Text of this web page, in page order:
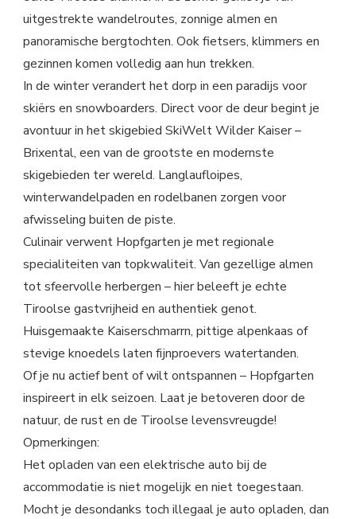
uitgestrekte wandelroutes, zonnige almen en
panoramische bergtochten. Ook fietsers, klimmers en
gezinnen komen volledig aan hun trekken.
In de winter verandert het dorp in een paradijs voor
skiërs en snowboarders. Direct voor de deur begint je
avontuur in het skigebied SkiWelt Wilder Kaiser –
Brixental, een van de grootste en modernste
skigebieden ter wereld. Langlaufloipes,
winterwandelpaden en rodelbanen zorgen voor
afwisseling buiten de piste.
Culinair verwent Hopfgarten je met regionale
specialiteiten van topkwaliteit. Van gezellige almen
tot sfeervolle herbergen – hier beleeft je echte
Tiroolse gastvrijheid en authentiek genot.
Huisgemaakte Kaiserschmarrn, pittige alpenkaas of
stevige knoedels laten fijnproevers watertanden.
Of je nu actief bent of wilt ontspannen – Hopfgarten
inspireert in elk seizoen. Laat je betoveren door de
natuur, de rust en de Tiroolse levensvreugde!
Opmerkingen:
Het opladen van een elektrische auto bij de
accommodatie is niet mogelijk en niet toegestaan.
Mocht je desondanks toch illegaal je auto opladen, dan